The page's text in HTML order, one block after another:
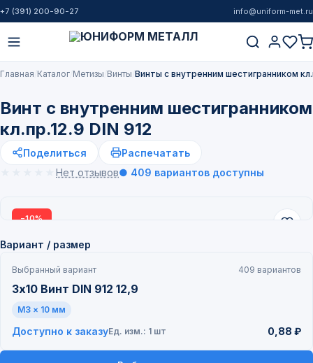
+7 (391) 200-90-27 info@uniform-met.ru
Главная Каталог Метизы Винты Винты с внутренним шестигранником
Винт с внутренним шестигранником
кл.пр.12.9 DIN 912
Поделиться
Распечатать
Нет отзывов● 409 вариантов доступны
−10%
Вариант / размер
Выбранный вариант 409 вариантов
3х10 Винт DIN 912 12,9
M3 × 10 мм
Доступно к заказуЕд. изм.: 1 шт 0,88 ₽